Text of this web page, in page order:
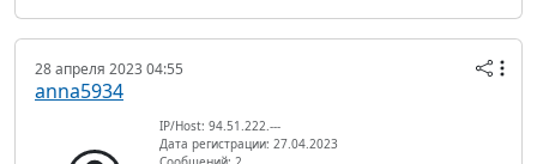
28 апреля 2023 04:55
anna5934
IP/Host: 94.51.222.---
Дата регистрации: 27.04.2023